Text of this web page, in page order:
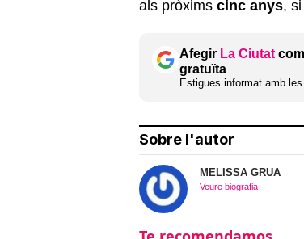
als pròxims cinc anys,
Afegir La Ciutat
gratuïta
Estigues informat amb
Sobre l'autor
MELISSA GRUA
Veure biografia